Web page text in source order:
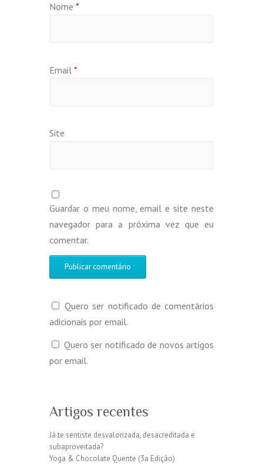
Nome *
Email *
Site
Guardar o meu nome, email e site neste
navegador para a próxima vez que eu
comentar.
Quero ser notificado de comentários
adicionais por email.
Quero ser notificado de novos artigos
por email.
Artigos recentes
Já te sentiste desvalorizada, desacreditada e
subaproveitada?
Yoga & Chocolate Quente (3a Edição)